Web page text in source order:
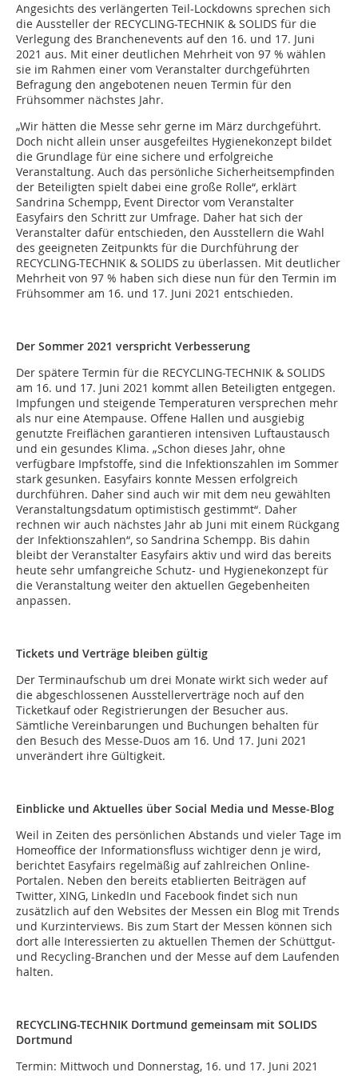
Angesichts des verlängerten Teil-Lockdowns sprechen sich
die Aussteller der RECYCLING-TECHNIK & SOLIDS für die
Verlegung des Branchenevents auf den 16. und 17. Juni
2021 aus. Mit einer deutlichen Mehrheit von 97 % wählen
sie im Rahmen einer vom Veranstalter durchgeführten
Befragung den angebotenen neuen Termin für den
Frühsommer nächstes Jahr.
„Wir hätten die Messe sehr gerne im März durchgeführt.
Doch nicht allein unser ausgefeiltes Hygienekonzept bildet
die Grundlage für eine sichere und erfolgreiche
Veranstaltung. Auch das persönliche Sicherheitsempfinden
der Beteiligten spielt dabei eine große Rolle“, erklärt
Sandrina Schempp, Event Director vom Veranstalter
Easyfairs den Schritt zur Umfrage. Daher hat sich der
Veranstalter dafür entschieden, den Ausstellern die Wahl
des geeigneten Zeitpunkts für die Durchführung der
RECYCLING-TECHNIK & SOLIDS zu überlassen. Mit deutlicher
Mehrheit von 97 % haben sich diese nun für den Termin im
Frühsommer am 16. und 17. Juni 2021 entschieden.
Der Sommer 2021 verspricht Verbesserung
Der spätere Termin für die RECYCLING-TECHNIK & SOLIDS
am 16. und 17. Juni 2021 kommt allen Beteiligten entgegen.
Impfungen und steigende Temperaturen versprechen mehr
als nur eine Atempause. Offene Hallen und ausgiebig
genutzte Freiflächen garantieren intensiven Luftaustausch
und ein gesundes Klima. „Schon dieses Jahr, ohne
verfügbare Impfstoffe, sind die Infektionszahlen im Sommer
stark gesunken. Easyfairs konnte Messen erfolgreich
durchführen. Daher sind auch wir mit dem neu gewählten
Veranstaltungsdatum optimistisch gestimmt“. Daher
rechnen wir auch nächstes Jahr ab Juni mit einem Rückgang
der Infektionszahlen“, so Sandrina Schempp. Bis dahin
bleibt der Veranstalter Easyfairs aktiv und wird das bereits
heute sehr umfangreiche Schutz- und Hygienekonzept für
die Veranstaltung weiter den aktuellen Gegebenheiten
anpassen.
Tickets und Verträge bleiben gültig
Der Terminaufschub um drei Monate wirkt sich weder auf
die abgeschlossenen Ausstellerverträge noch auf den
Ticketkauf oder Registrierungen der Besucher aus.
Sämtliche Vereinbarungen und Buchungen behalten für
den Besuch des Messe-Duos am 16. Und 17. Juni 2021
unverändert ihre Gültigkeit.
Einblicke und Aktuelles über Social Media und Messe-Blog
Weil in Zeiten des persönlichen Abstands und vieler Tage im
Homeoffice der Informationsfluss wichtiger denn je wird,
berichtet Easyfairs regelmäßig auf zahlreichen Online-
Portalen. Neben den bereits etablierten Beiträgen auf
Twitter, XING, LinkedIn und Facebook findet sich nun
zusätzlich auf den Websites der Messen ein Blog mit Trends
und Kurzinterviews. Bis zum Start der Messen können sich
dort alle Interessierten zu aktuellen Themen der Schüttgut-
und Recycling-Branchen und der Messe auf dem Laufenden
halten.
RECYCLING-TECHNIK Dortmund gemeinsam mit SOLIDS
Dortmund
Termin: Mittwoch und Donnerstag, 16. und 17. Juni 2021